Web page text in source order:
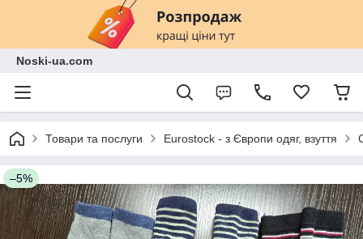
Noski-ua.com
Товари та послуги Eurostock - з Європи одяг, взуття
–5%